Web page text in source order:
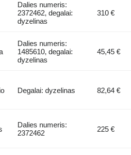
Dalies numeris:
2372462, degalai:
dyzelinas
310 €
Dalies numeris:
1485610, degalai:
dyzelinas
45,45 €
Degalai: dyzelinas 82,64 €
Dalies numeris:
2372462
225 €